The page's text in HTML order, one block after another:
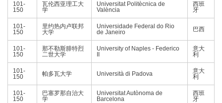
101-
150
瓦伦西亚理工大
学
Universitat Politècnica de
València
西班
牙
101-
150
里约热内卢联邦
大学
Universidade Federal do Rio
de Janeiro
巴西
101-
150
那不勒斯腓特烈
二世大学
University of Naples - Federico
意大
利
101-
150
帕多瓦大学 Università di Padova
意大
利
101-
150
巴塞罗那自治大
学
Universitat Autònoma de
Barcelona
西班
牙